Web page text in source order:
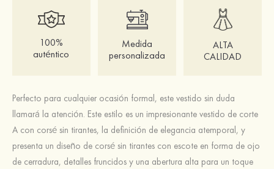
100%
auténtico
Medida
personalizada
ALTA
CALIDAD
Perfecto para cualquier ocasión formal, este vestido sin duda
llamará la atención. Este estilo es un impresionante vestido de corte
A con corsé sin tirantes, la definición de elegancia atemporal, y
presenta un diseño de corsé sin tirantes con escote en forma de ojo
de cerradura, detalles fruncidos y una abertura alta para un toque